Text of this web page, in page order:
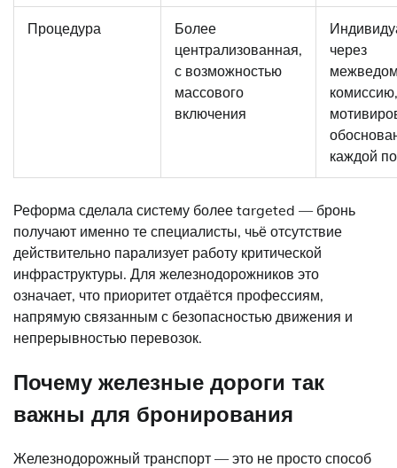
Процедура
Более
централизованная,
с возможностью
массового
включения
через
каждой
Реформа сделала систему более targeted — бронь
получают именно те специалисты, чьё отсутствие
действительно парализует работу критической
инфраструктуры. Для железнодорожников это
означает, что приоритет отдаётся профессиям,
напрямую связанным с безопасностью движения и
непрерывностью перевозок.
Почему железные дороги так
важны для бронирования
Железнодорожный транспорт — это не просто способ